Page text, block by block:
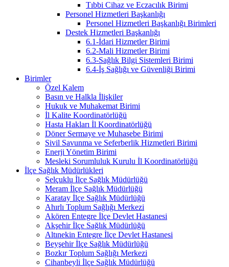
Tıbbi Cihaz ve Eczacılık Birimi
Personel Hizmetleri Başkanlığı
Personel Hizmetleri Başkanlığı Birimleri
Destek Hizmetleri Başkanlığı
6.1-İdari Hizmetler Birimi
6.2-Mali Hizmetler Birimi
6.3-Sağlık Bilgi Sistemleri Birimi
6.4-İş Sağlığı ve Güvenliği Birimi
Birimler
Özel Kalem
Basın ve Halkla İlişkiler
Hukuk ve Muhakemat Birimi
İl Kalite Koordinatörlüğü
Hasta Hakları İl Koordinatörlüğü
Döner Sermaye ve Muhasebe Birimi
Sivil Savunma ve Seferberlik Hizmetleri Birimi
Enerji Yönetim Birimi
Mesleki Sorumluluk Kurulu İl Koordinatörlüğü
İlçe Sağlık Müdürlükleri
Selçuklu İlçe Sağlık Müdürlüğü
Meram İlçe Sağlık Müdürlüğü
Karatay İlçe Sağlık Müdürlüğü
Ahırlı Toplum Sağlığı Merkezi
Akören Entegre İlçe Devlet Hastanesi
Akşehir İlçe Sağlık Müdürlüğü
Altınekin Entegre İlçe Devlet Hastanesi
Beyşehir İlçe Sağlık Müdürlüğü
Bozkır Toplum Sağlığı Merkezi
Cihanbeyli İlçe Sağlık Müdürlüğü